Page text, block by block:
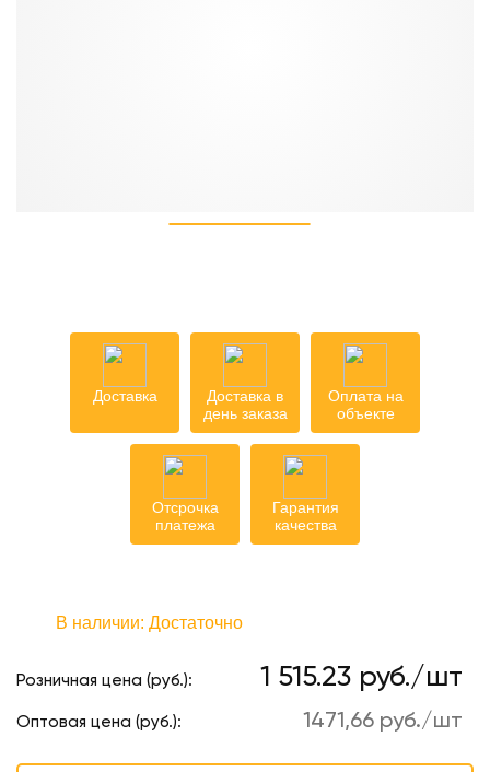
Доставка
Доставка в
день заказа
Оплата на
объекте
Отсрочка
платежа
Гарантия
качества
В наличии: Достаточно
Розничная цена (руб.): 1 515.23 руб./шт
Оптовая цена (руб.): 1471,66 руб./шт